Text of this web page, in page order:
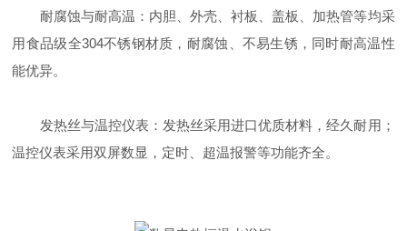
耐腐蚀与耐高温：内胆、外壳、衬板、盖板、加热管等均采
用食品级全304不锈钢材质，耐腐蚀、不易生锈，同时耐高温性
能优异。
发热丝与温控仪表：发热丝采用进口优质材料，经久耐用；
温控仪表采用双屏数显，定时、超温报警等功能齐全。